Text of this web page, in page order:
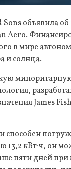
объявила
Aero.
в мире
и солнца.
James
кВт·ч, он
пяти дней